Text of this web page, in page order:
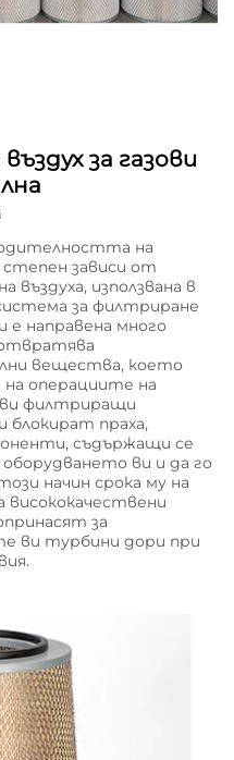
за газови
на
зависи от
използвана в
за филтриране
е направена много
вещества, което
операциите на
филтриращи
праха,
съдържащи се
ви и да го
начин срока му на
висококачествени
за
ви турбини дори при